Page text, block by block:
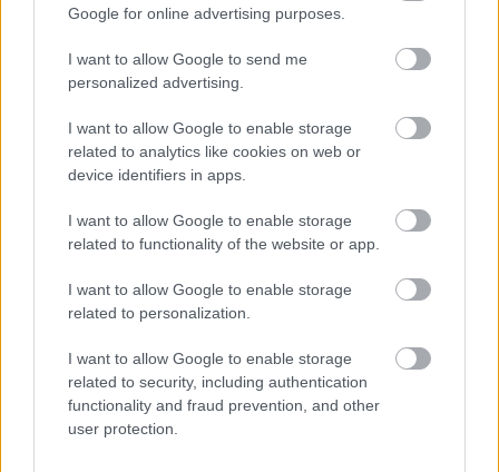
Google for online advertising purposes.
I want to allow Google to send me
personalized advertising.
I want to allow Google to enable storage
related to analytics like cookies on web or
device identifiers in apps.
I want to allow Google to enable storage
related to functionality of the website or app.
I want to allow Google to enable storage
related to personalization.
I want to allow Google to enable storage
related to security, including authentication
functionality and fraud prevention, and other
user protection.
Manaus: a dzsungel szívének városa
Magyarország rejtett gyöngyszemei
torzítások